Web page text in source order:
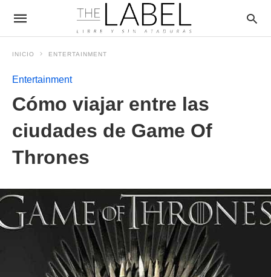
INICIO ENTERTAINMENT
Entertainment
Cómo viajar entre las
ciudades de Game Of
Thrones